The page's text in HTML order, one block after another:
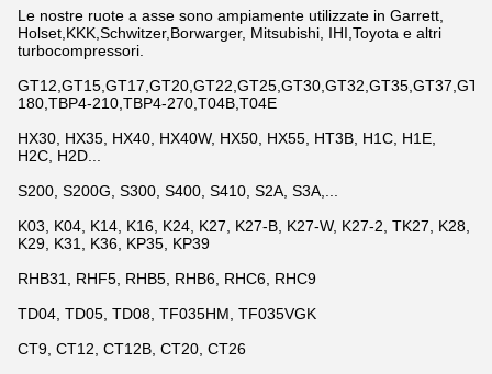
Le nostre ruote a asse sono ampiamente utilizzate in Garrett,
Holset,KKK,Schwitzer,Borwarger, Mitsubishi, IHI,Toyota e altri
turbocompressori.
180,TBP4-210,TBP4-270,T04B,T04E
HX30, HX35, HX40, HX40W, HX50, HX55, HT3B, H1C, H1E,
H2C, H2D...
S200, S200G, S300, S400, S410, S2A, S3A,...
K03, K04, K14, K16, K24, K27, K27-B, K27-W, K27-2, TK27, K28,
K29, K31, K36, KP35, KP39
RHB31, RHF5, RHB5, RHB6, RHC6, RHC9
TD04, TD05, TD08, TF035HM, TF035VGK
CT9, CT12, CT12B, CT20, CT26